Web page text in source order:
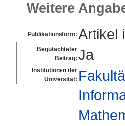
Weitere
Publikationsform: Artikel
Begutachteter
Beitrag: Ja
Institutionen der
Universität: